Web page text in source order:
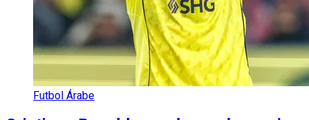
Futbol Árabe